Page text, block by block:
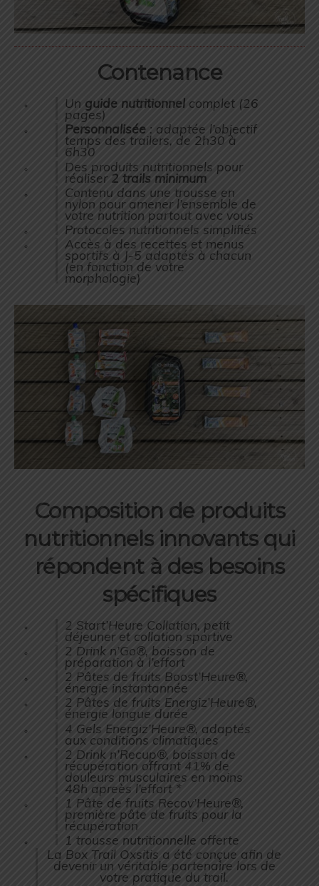
Contenance
Un guide nutritionnel complet (26
pages)
Personnalisée : adaptée l’objectif
temps des trailers, de 2h30 à
6h30
Des produits nutritionnels pour
réaliser 2 trails minimum
Contenu dans une trousse en
nylon pour amener l’ensemble de
votre nutrition partout avec vous
Protocoles nutritionnels simplifiés
Accès à des recettes et menus
sportifs à J-5 adaptés à chacun
(en fonction de votre
morphologie)
Composition de produits
nutritionnels innovants qui
répondent à des besoins
spécifiques
2 Start’Heure Collation, petit
déjeuner et collation sportive
2 Drink n’Go®, boisson de
préparation à l’effort
2 Pâtes de fruits Boost’Heure®,
énergie instantannée
2 Pâtes de fruits Energiz’Heure®,
énergie longue durée
4 Gels Energiz’Heure®, adaptés
aux conditions climatiques
2 Drink n’Recup®, boisson de
récupération offrant 41% de
douleurs musculaires en moins
48h apreès l’effort *
1 Pâte de fruits Recov’Heure®,
première pâte de fruits pour la
récupération
1 trousse nutritionnelle offerte
La Box Trail Oxsitis a été conçue afin de
devenir un véritable partenaire lors de
votre pratique du trail.